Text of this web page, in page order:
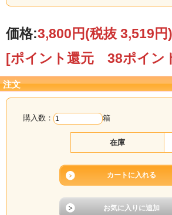
スチャード、ピノグリーン（緑・
菜、フリルレタス、バタビアレ
フ等から５種類以上入っています
● リーフミックスサラダスパイ
ルッコラ、フリルマスタード、
（緑・赤）、スイスチャード、
れた最適な栽培環境の中で育て
● ベビーリーフの持つ栄養価を丸
価格:3,800円(税抜 3,519円)
[ポイント還元 38ポイン
注文
購入数： 箱
在庫